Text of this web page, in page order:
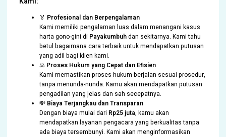
🏅 Profesional dan Berpengalaman
Kami memiliki pengalaman luas dalam menangani kasus
harta gono-gini di Payakumbuhdan sekitarnya. Kami tahu
betul bagaimana cara terbaik untuk mendapatkan putusan
yang adil bagi klien kami.
⚖️ Proses Hukum yang Cepat dan Efisien
Kami memastikan proses hukum berjalan sesuai prosedur,
tanpa menunda-nunda. Kamu akan mendapatkan putusan
pengadilan yang jelas dan sah secepatnya.
💸 Biaya Terjangkau dan Transparan
Dengan biaya mulai dari Rp25 juta, kamu akan
mendapatkan layanan pengacara yang berkualitas tanpa
ada biaya tersembunyi. Kami akan menginformasikan